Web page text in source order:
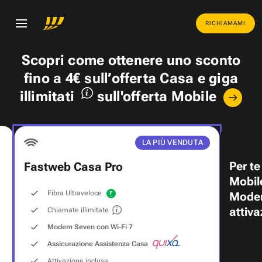
RICHIAMAMI
Scopri come ottenere uno sconto
fino a 4€ sull’offerta Casa egiga
illimitati
sull'offerta Mobile
LA PIÙ VENDUTA
Fastweb Casa Pro
Fibra Ultraveloce
Chiamate illimitate
Modem Seven con Wi‑Fi 7
Assicurazione Assistenza Casa
Per